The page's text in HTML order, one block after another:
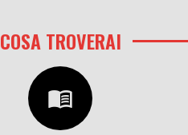
COSA TROVERAI
menu_book